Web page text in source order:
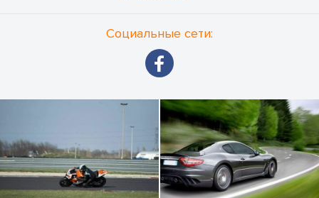
Социальные сети: